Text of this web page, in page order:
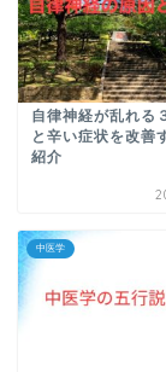
自律神経が乱れる
と辛い症状を改善
紹介
中医学